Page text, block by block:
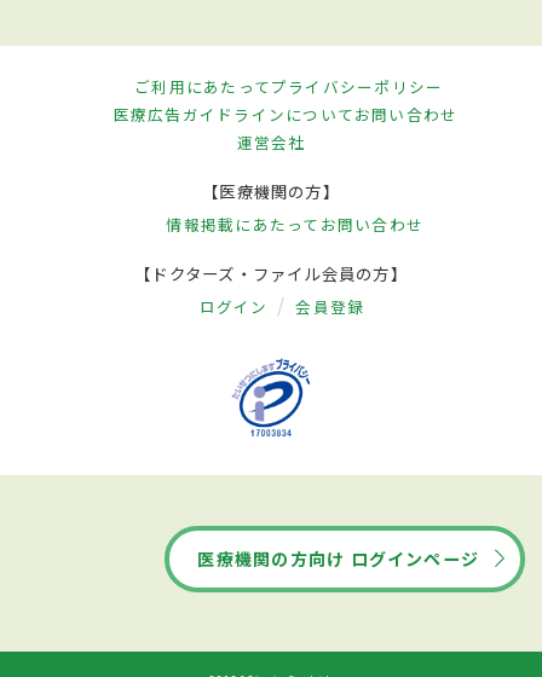
ご利用にあたってプライバシーポリシー
医療広告ガイドラインについてお問い合わせ
運営会社
【医療機関の方】
情報掲載にあたって お問い合わせ
【ドクターズ・ファイル会員の方】
ログイン 会員登録
医療機関の方向け ログインページ